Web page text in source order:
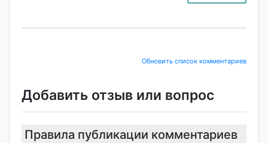
Обновить список комментариев
Добавить отзыв или вопрос
Правила публикации комментариев